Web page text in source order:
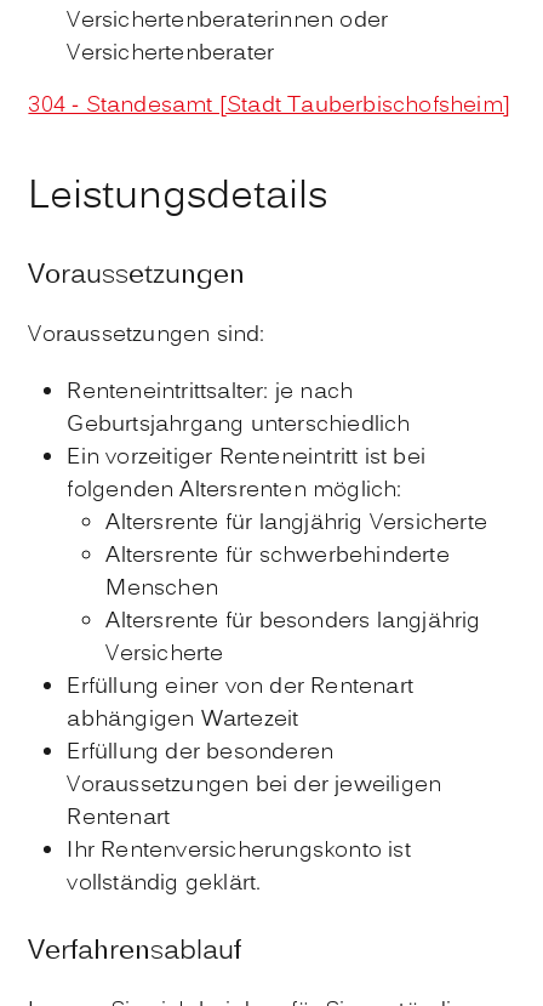
Versichertenberaterinnen oder
Versichertenberater
304 - Standesamt [Stadt Tauberbischofsheim]
Leistungsdetails
Voraussetzungen
Voraussetzungen sind:
Renteneintrittsalter: je nach
Geburtsjahrgang unterschiedlich
Ein vorzeitiger Renteneintritt ist bei
folgenden Altersrenten möglich:
Altersrente für langjährig Versicherte
Altersrente für schwerbehinderte
Menschen
Altersrente für besonders langjährig
Versicherte
Erfüllung einer von der Rentenart
abhängigen Wartezeit
Erfüllung der besonderen
Voraussetzungen bei der jeweiligen
Rentenart
Ihr Rentenversicherungskonto ist
vollständig geklärt.
Verfahrensablauf